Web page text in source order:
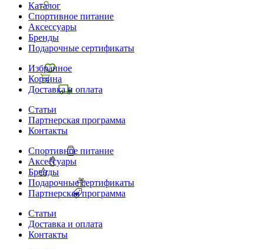
Каталог
Спортивное питание
Аксессуары
Бренды
Подарочные сертификаты
Избранное
Корзина
Доставка и оплата
Статьи
Партнерская программа
Контакты
Спортивное питание
Аксессуары
Бренды
Подарочные сертификаты
Партнерская программа
Статьи
Доставка и оплата
Контакты